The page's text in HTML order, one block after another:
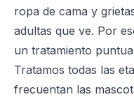
ropa de cama y
adultas que ve. Por
un tratamiento
Tratamos todas las
frecuentan las